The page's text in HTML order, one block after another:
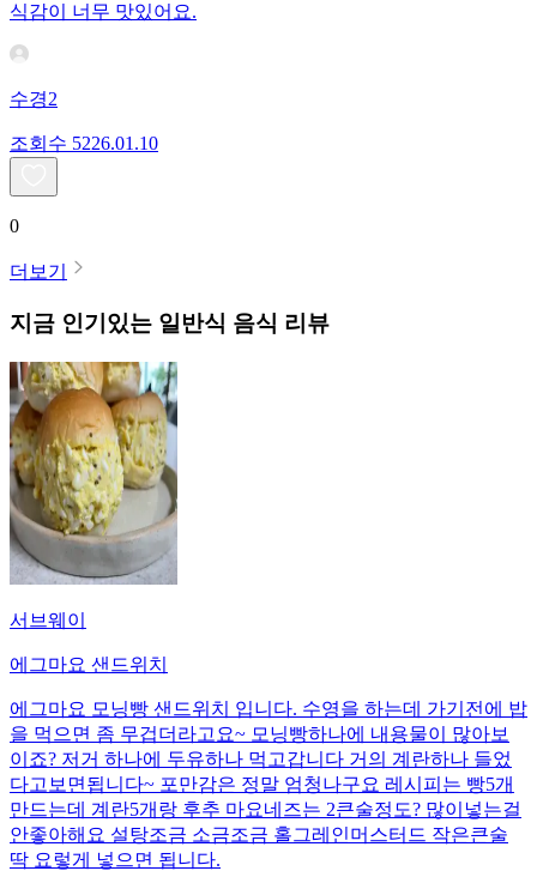
식감이 너무 맛있어요.
수경2
조회수 5226.01.10
0
더보기
지금 인기있는 일반식 음식 리뷰
서브웨이
에그마요 샌드위치
에그마요 모닝빵 샌드위치 입니다. 수영을 하는데 가기전에 밥
을 먹으면 좀 무겁더라고요~ 모닝빵하나에 내용물이 많아보
이죠? 저거 하나에 두유하나 먹고갑니다 거의 계란하나 들었
다고보면됩니다~ 포만감은 정말 엄청나구요 레시피는 빵5개
만드는데 계란5개랑 후추 마요네즈는 2큰술정도? 많이넣는걸
안좋아해요 설탕조금 소금조금 홀그레인머스터드 작은큰술
딱 요렇게 넣으면 됩니다.